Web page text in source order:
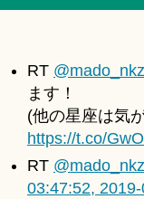
RT
ます！
(他の星座は気
https://t.co/
RT
03:47:52,